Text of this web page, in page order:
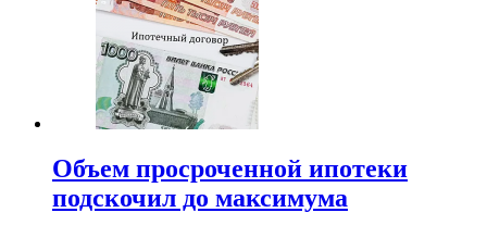
Объем просроченной ипотеки
подскочил до максимума